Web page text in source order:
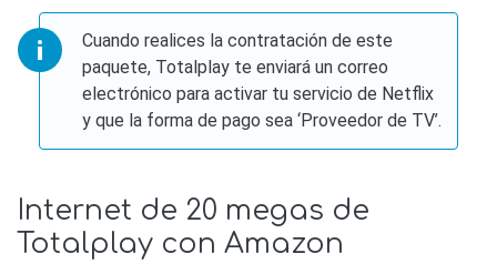
Cuando realices la contratación de este
paquete, Totalplay te enviará un correo
electrónico para activar tu servicio de Netflix
y que la forma de pago sea ‘Proveedor de TV’.
Internet de 20 megas de
Totalplay con Amazon